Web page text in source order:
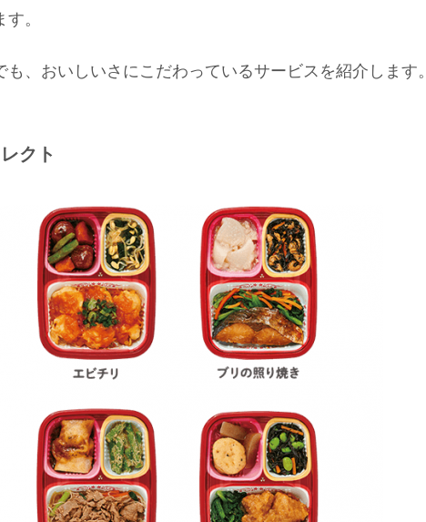
。
、おいしいさにこだわっているサービスを紹介します。
クト